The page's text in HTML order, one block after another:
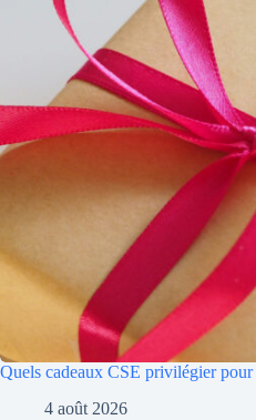
Quels cadeaux CSE privilégier pour
4 août 2026